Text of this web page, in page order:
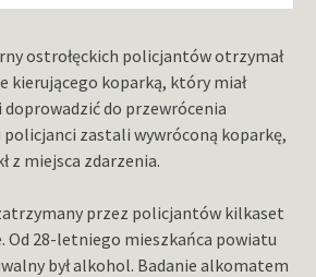
ostrołęckich policjantów otrzymał
kierującego koparką, który miał
doprowadzić do przewrócenia
policjanci zastali wywróconą koparkę,
z miejsca zdarzenia.
przez policjantów kilkaset
Od 28-letniego mieszkańca powiatu
był alkohol. Badanie alkomatem